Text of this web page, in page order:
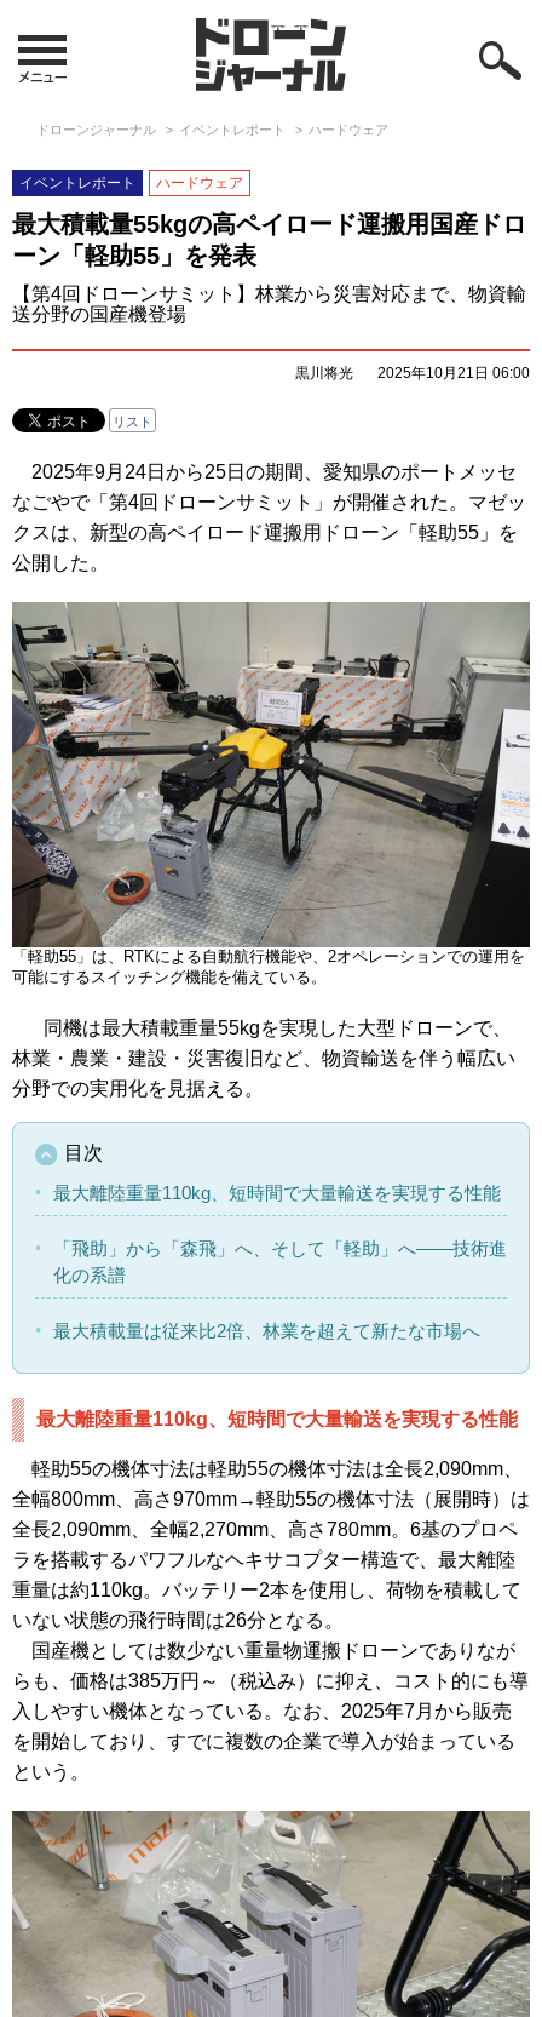
ドローンジャーナル イベントレポート ハードウェア
イベントレポート ハードウェア
最大積載量55kgの高ペイロード運搬用国産ドロ
ーン「軽助55」を発表
【第4回ドローンサミット】林業から災害対応まで、物資輸
送分野の国産機登場
黒川将光 2025年10月21日 06:00
リスト
2025年9月24日から25日の期間、愛知県のポートメッセ
なごやで「第4回ドローンサミット」が開催された。マゼッ
クスは、新型の高ペイロード運搬用ドローン「軽助55」を
公開した。
「軽助55」は、RTKによる自動航行機能や、2オペレーションでの運用を
可能にするスイッチング機能を備えている。
同機は最大積載重量55kgを実現した大型ドローンで、
林業・農業・建設・災害復旧など、物資輸送を伴う幅広い
分野での実用化を見据える。
目次
最大離陸重量110kg、短時間で大量輸送を実現する性能
「飛助」から「森飛」へ、そして「軽助」へ――技術進
化の系譜
最大積載量は従来比2倍、林業を超えて新たな市場へ
最大離陸重量110kg、短時間で大量輸送を実現する性能
軽助55の機体寸法は軽助55の機体寸法は全長2,090mm、
全幅800mm、高さ970mm→軽助55の機体寸法（展開時）は
全長2,090mm、全幅2,270mm、高さ780mm。6基のプロペ
ラを搭載するパワフルなヘキサコプター構造で、最大離陸
重量は約110kg。バッテリー2本を使用し、荷物を積載して
いない状態の飛行時間は26分となる。
国産機としては数少ない重量物運搬ドローンでありなが
らも、価格は385万円～（税込み）に抑え、コスト的にも導
入しやすい機体となっている。なお、2025年7月から販売
を開始しており、すでに複数の企業で導入が始まっている
という。